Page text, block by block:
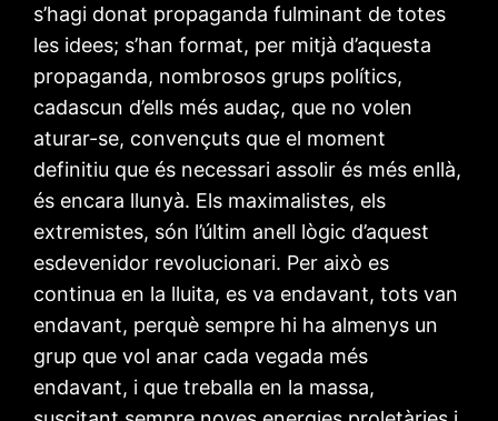
s’hagi donat propaganda fulminant de totes
les idees; s’han format, per mitjà d’aquesta
propaganda, nombrosos grups polítics,
cadascun d’ells més audaç, que no volen
aturar-se, convençuts que el moment
definitiu que és necessari assolir és més enllà,
és encara llunyà. Els maximalistes, els
extremistes, són l’últim anell lògic d’aquest
esdevenidor revolucionari. Per això es
continua en la lluita, es va endavant, tots van
endavant, perquè sempre hi ha almenys un
grup que vol anar cada vegada més
endavant, i que treballa en la massa,